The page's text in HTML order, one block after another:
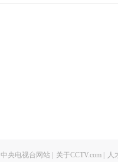
中央电视台网站 关于CCTV.com 人